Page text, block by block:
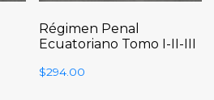
Régimen Penal
Ecuatoriano Tomo I-II-III
$294.00